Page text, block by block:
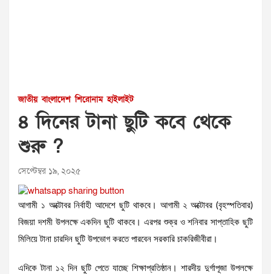
জাতীয় বাংলাদেশ শিরোনাম হাইলাইট
৪ দিনের টানা ছুটি কবে থেকে
শুরু ?
সেপ্টেম্বর ১৯, ২০২৫
আগামী ১ অক্টোবর নির্বাহী আদেশে ছুটি থাকবে। আগামী ২ অক্টোবর (বৃহস্পতিবার)
বিজয়া দশমী উপলক্ষে একদিন ছুটি থাকবে। এরপর শুক্র ও শনিবার সাপ্তাহিক ছুটি
মিলিয়ে টানা চারদিন ছুটি উপভোগ করতে পারবেন সরকারি চাকরিজীবীরা।
এদিকে টানা ১২ দিন ছুটি পেতে যাচ্ছে শিক্ষাপ্রতিষ্ঠান। শারদীয় দুর্গাপূজা উপলক্ষে